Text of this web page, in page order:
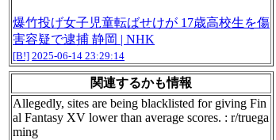
爆竹投げ女子児童転ばせけが 17歳高校生を傷
害容疑で逮捕 静岡 | NHK
[B!] 2025-06-14 23:29:14
関連するかも情報
Allegedly, sites are being blacklisted for giving Fin
al Fantasy XV lower than average scores. : r/truega
ming